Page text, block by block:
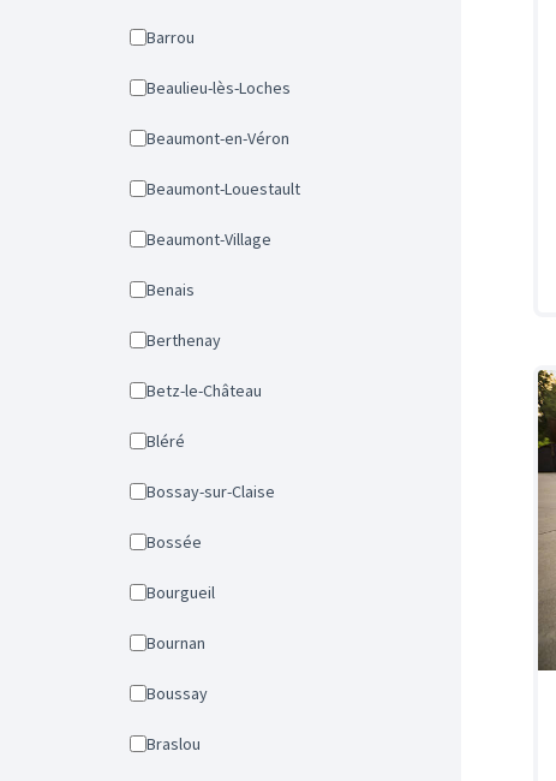
Barrou
Beaulieu-lès-Loches
Beaumont-en-Véron
Beaumont-Louestault
Beaumont-Village
Benais
Berthenay
Betz-le-Château
Bléré
Bossay-sur-Claise
Bossée
Bourgueil
Bournan
Boussay
Braslou